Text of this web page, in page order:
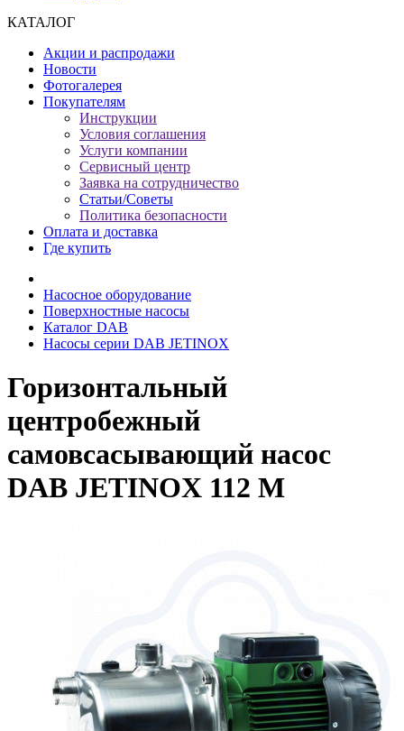
КАТАЛОГ
Акции и распродажи
Новости
Фотогалерея
Покупателям
Инструкции
Условия соглашения
Услуги компании
Сервисный центр
Заявка на сотрудничество
Статьи/Советы
Политика безопасности
Оплата и доставка
Где купить
Насосное оборудование
Поверхностные насосы
Каталог DAB
Насосы серии DAB JETINOX
Горизонтальный
центробежный
самовсасывающий насос
DAB JETINOX 112 M